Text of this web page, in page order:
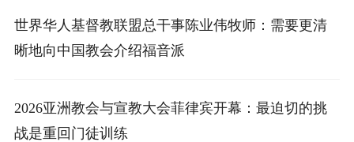
世界华人基督教联盟总干事陈业伟牧师：需要更清
晰地向中国教会介绍福音派
2026亚洲教会与宣教大会菲律宾开幕：最迫切的挑
战是重回门徒训练